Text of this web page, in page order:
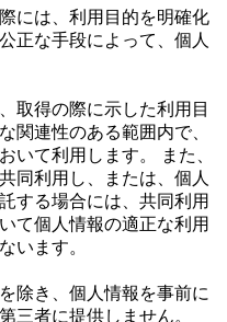
には、利用目的を明確化
正な手段によって、個人
取得の際に示した利用目
関連性のある範囲内で、
いて利用します。 また、
同利用し、または、個人
する場合には、共同利用
て個人情報の適正な利用
います。
除き、個人情報を事前に
三者に提供しません。